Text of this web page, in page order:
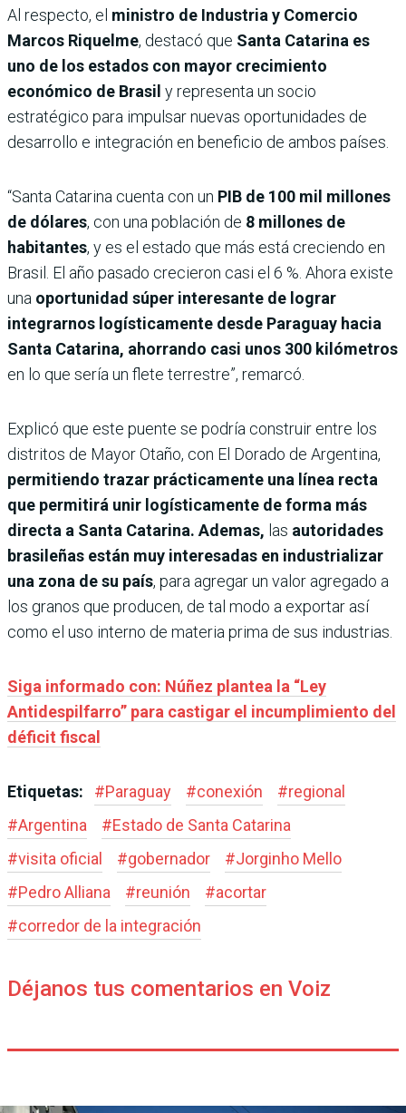
Al respecto, el ministro de Industria y Comercio
Marcos Riquelme, destacó que Santa Catarina es
uno de los estados con mayor crecimiento
económico de Brasil y representa un socio
estratégico para impulsar nuevas oportunidades de
desarrollo e integración en beneficio de ambos países.
“Santa Catarina cuenta con un PIB de 100 mil millones
de dólares, con una población de 8 millones de
habitantes, y es el estado que más está creciendo en
Brasil. El año pasado crecieron casi el 6 %. Ahora existe
una oportunidad súper interesante de lograr
integrarnos logísticamente desde Paraguay hacia
Santa Catarina, ahorrando casi unos 300 kilómetros
en lo que sería un flete terrestre”, remarcó.
Explicó que este puente se podría construir entre los
distritos de Mayor Otaño, con El Dorado de Argentina,
permitiendo trazar prácticamente una línea recta
que permitirá unir logísticamente de forma más
directa a Santa Catarina. Ademas, las autoridades
brasileñas están muy interesadas en industrializar
una zona de su país, para agregar un valor agregado a
los granos que producen, de tal modo a exportar así
como el uso interno de materia prima de sus industrias.
Siga informado con: Núñez plantea la “Ley
Antidespilfarro” para castigar el incumplimiento del
déficit fiscal
Etiquetas: #Paraguay #conexión #regional
#Argentina #Estado de Santa Catarina
#visita oficial #gobernador #Jorginho Mello
#Pedro Alliana #reunión #acortar
#corredor de la integración
Déjanos tus comentarios en Voiz